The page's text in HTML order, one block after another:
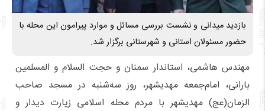
بازدید میدانی و نشست بررسی مسائل و موارد پیرامون این محله با
حضور مسئولان استانی و شهرستانی برگزار شد.
مهندس هاشمی، استاندار سمنان و حجت السلام و المسلمین
بارانی، امام‌جمعه مهدیشهر، روز سه‌شنبه در مسجد صاحب
الزمان(عج) مهدیشهر با مردم محله اسلامی زیارت دیدار و